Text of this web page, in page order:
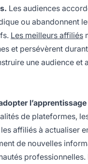
Les audiences
ou abandonnent
Les meilleurs affiliés
et persévèrent
une audience et
de plateformes,
affiliés à actualiser
de nouvelles
professionnelles.